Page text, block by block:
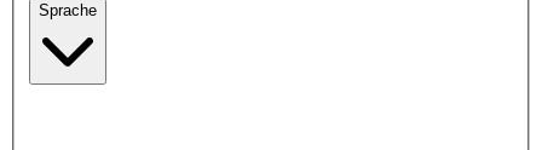
Sprache